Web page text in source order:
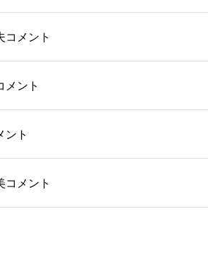
コメント
メント
ント
コメント